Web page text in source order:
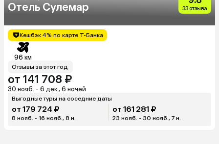
Отель Сулемар 33 отзыва
Кешбэк 4% по карте Т-Банка
96 км
Отзывы за этот год
от 141 708 ₽
30 нояб. - 6 дек., 6 ночей
Выгодные туры на соседние даты
от 179 724 ₽
8 нояб. - 16 нояб., 8 н.
от 161 281 ₽
23 нояб. - 30 нояб., 7 н.